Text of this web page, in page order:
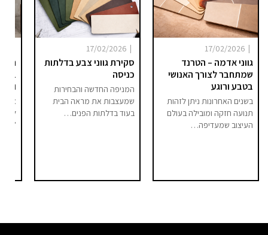
|
17/02/2026
גווני אדמה – הטרנד
שמתחבר לצורך האנושי
בטבע ורוגע
בשנים האחרונות ניתן לזהות
תנועה חזקה ומובילה בעולם
העיצוב שמעדיפה…
|
17/02/2026
סקירת גווני צבע בדלתות
כניסה
המניפה החדשה והבחירות
שמעצבות את מראה הבית
בעוד בדלתות הפנים…
אם